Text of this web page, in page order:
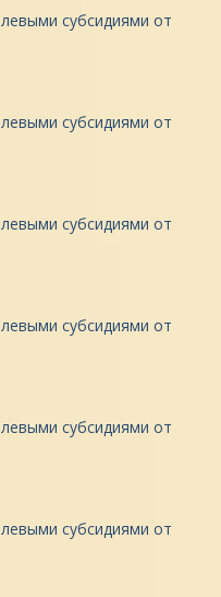
субсидиями от
субсидиями от
субсидиями от
субсидиями от
субсидиями от
субсидиями от